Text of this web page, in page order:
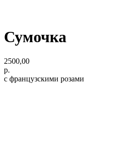
Сумочка
2500,00
р.
с французскими розами